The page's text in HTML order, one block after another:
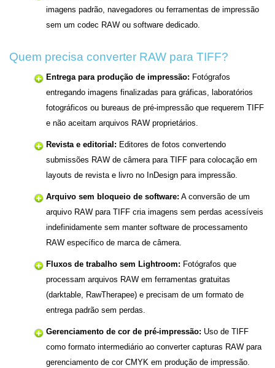
imagens padrão, navegadores ou ferramentas de impressão
sem um codec RAW ou software dedicado.
Quem precisa converter RAW para TIFF?
Entrega para produção de impressão: Fotógrafos
entregando imagens finalizadas para gráficas, laboratórios
fotográficos ou bureaus de pré-impressão que requerem TIFF
e não aceitam arquivos RAW proprietários.
Revista e editorial: Editores de fotos convertendo
submissões RAW de câmera para TIFF para colocação em
layouts de revista e livro no InDesign para impressão.
Arquivo sem bloqueio de software: A conversão de um
arquivo RAW para TIFF cria imagens sem perdas acessíveis
indefinidamente sem manter software de processamento
RAW específico de marca de câmera.
Fluxos de trabalho sem Lightroom: Fotógrafos que
processam arquivos RAW em ferramentas gratuitas
(darktable, RawTherapee) e precisam de um formato de
entrega padrão sem perdas.
Gerenciamento de cor de pré-impressão: Uso de TIFF
como formato intermediário ao converter capturas RAW para
gerenciamento de cor CMYK em produção de impressão.